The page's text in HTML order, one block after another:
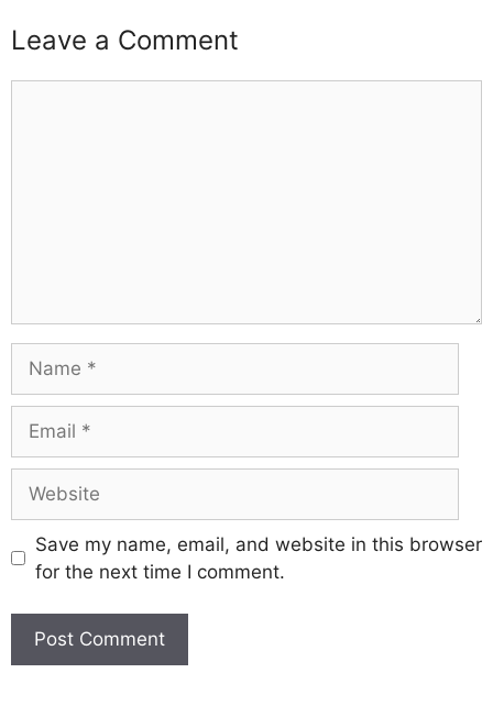
Leave a Comment
Save my name, email, and website in this browser
for the next time I comment.